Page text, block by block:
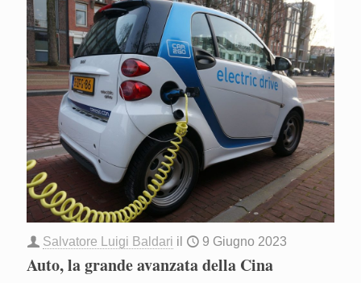
Salvatore Luigi Baldari il 9 Giugno 2023
Auto, la grande avanzata della Cina